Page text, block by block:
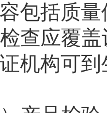
包括质
查应覆
机构可